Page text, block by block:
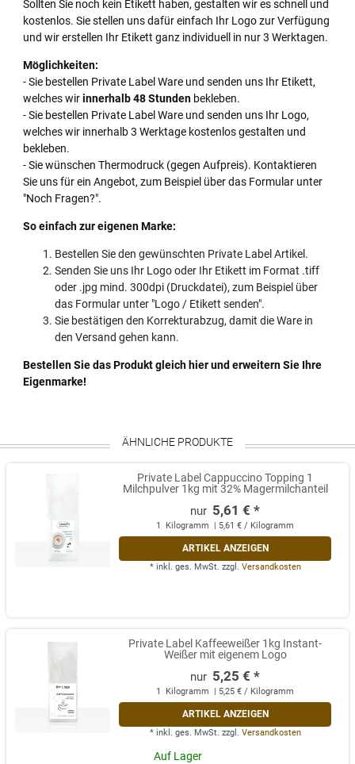
Sollten Sie noch kein Etikett haben, gestalten wir es schnell und
kostenlos. Sie stellen uns dafür einfach Ihr Logo zur Verfügung
und wir erstellen Ihr Etikett ganz individuell in nur 3 Werktagen.
Möglichkeiten:
- Sie bestellen Private Label Ware und senden uns Ihr Etikett,
welches wirinnerhalb 48 Stunden bekleben.
- Sie bestellen Private Label Ware und senden uns Ihr Logo,
welches wir innerhalb 3 Werktage kostenlos gestalten und
bekleben.
- Sie wünschen Thermodruck (gegen Aufpreis). Kontaktieren
Sie uns für ein Angebot, zum Beispiel über das Formular unter
"Noch Fragen?".
So einfach zur eigenen Marke:
Bestellen Sie den gewünschten Private Label Artikel.
Senden Sie uns Ihr Logo oder Ihr Etikett im Format .tiff
oder .jpg mind. 300dpi (Druckdatei), zum Beispiel über
das Formular unter "Logo / Etikett senden".
Sie bestätigen den Korrekturabzug, damit die Ware in
den Versand gehen kann.
Bestellen Sie das Produkt gleich hier und erweitern Sie Ihre
Eigenmarke!
ÄHNLICHE PRODUKTE
Private Label Cappuccino Topping 1
Milchpulver 1kg mit 32% Magermilchanteil
5,61 € *
1 Kilogramm | 5,61 € / Kilogramm
ARTIKEL ANZEIGEN
* inkl. ges. MwSt. zzgl. Versandkosten
Private Label Kaffeeweißer 1kg Instant-
Weißer mit eigenem Logo
5,25 € *
1 Kilogramm | 5,25 € / Kilogramm
ARTIKEL ANZEIGEN
* inkl. ges. MwSt. zzgl. Versandkosten
Auf Lager